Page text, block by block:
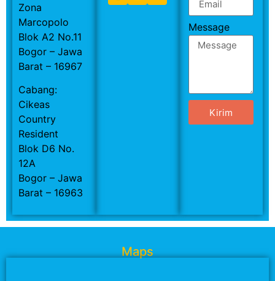
Zona
Marcopolo
Blok A2 No.11
Bogor – Jawa
Barat – 16967
Cabang:
Cikeas
Country
Resident
Blok D6 No.
12A
Bogor – Jawa
Barat – 16963
Message
Kirim
Maps